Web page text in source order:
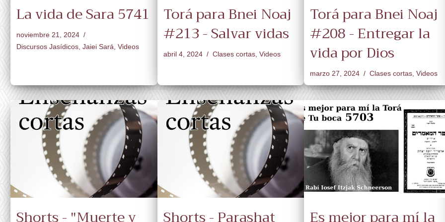
La vida de Sara 5741
noviembre 21, 2024
Discursos Jasídicos Jaiei Sará Videos
Torá para Bnei Noaj
#213 - Salvar vidas
abril 4, 2024 Clases cortas, Videos
Torá para Bnei Noaj
#208 - Entregar la
vida por Dios
marzo 27, 2024 Clases cortas Videos